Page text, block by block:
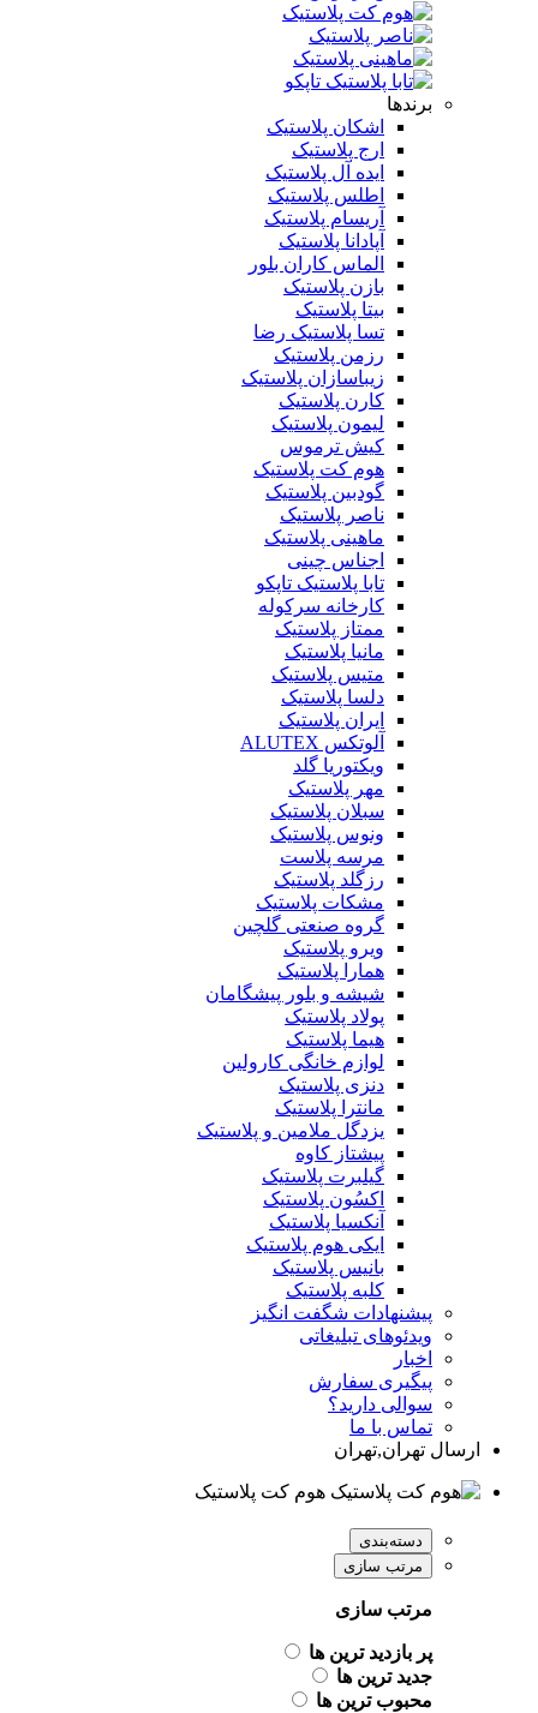
برندها
اشکان پلاستیک
ارج پلاستیک
ایده آل پلاستیک
اطلس پلاستیک
آریسام پلاستیک
آپادانا پلاستیک
الماس کاران بلور
بازن پلاستیک
بیتا پلاستیک
تسا پلاستیک رضا
رزمن پلاستیک
زیباسازان پلاستیک
کارن پلاستیک
لیمون پلاستیک
کیش ترموس
هوم کت پلاستیک
گودبین پلاستیک
ناصر پلاستیک
ماهینی پلاستیک
اجناس چینی
تابا پلاستیک تاپکو
کارخانه سرکوله
ممتاز پلاستیک
مانیا پلاستیک
متیس پلاستیک
دلسا پلاستیک
ایران پلاستیک
آلوتکس ALUTEX
ویکتوریا گلد
مهر پلاستیک
سبلان پلاستیک
ونوس پلاستیک
مرسه پلاست
رزگلد پلاستیک
مشکات پلاستیک
گروه صنعتی گلچین
ویرو پلاستیک
همارا پلاستیک
شیشه و بلور پیشگامان
پولاد پلاستیک
هیما پلاستیک
لوازم خانگی کارولین
دنزی پلاستیک
مانترا پلاستیک
یزدگل ملامین و پلاستیک
پیشتاز کاوه
گیلبرت پلاستیک
اکسُون پلاستیک
آنکسیا پلاستیک
ایکی هوم پلاستیک
بانیس پلاستیک
کلبه پلاستیک
پیشنهادات شگفت انگیز
ویدئوهای تبلیغاتی
اخبار
پیگیری سفارش
سوالی دارید؟
تماس با ما
ارسال تهران,تهران
هوم کت پلاستیک
دسته‌بندی
مرتب سازی
مرتب سازی
پر بازدید ترین ها
جدید ترین ها
محبوب ترین ها